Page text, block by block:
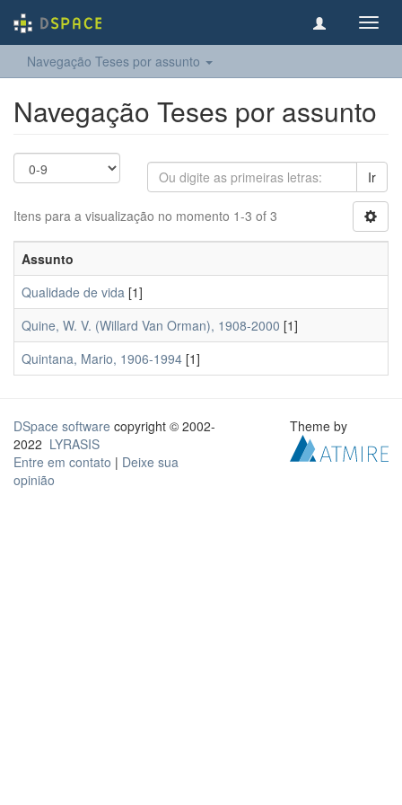
Navegação Teses por assunto
Navegação Teses por assunto
Ir
Itens para a visualização no momento 1-3 of 3
Assunto
Qualidade de vida [1]
Quine, W. V. (Willard Van Orman), 1908-2000 [1]
Quintana, Mario, 1906-1994 [1]
DSpace software copyright © 2002-
2022 LYRASIS
Entre em contato | Deixe sua
opinião
Theme by